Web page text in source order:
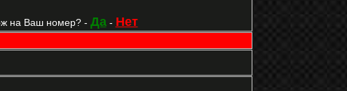
на Ваш номер? - Да- Нет